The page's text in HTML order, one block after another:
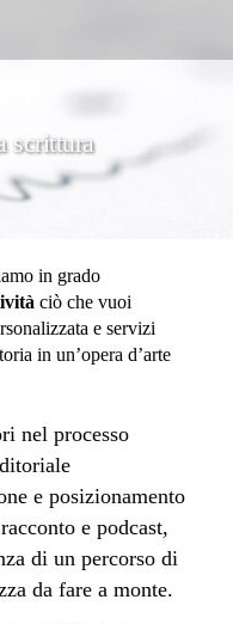
scrittura
in grado
ciò che vuoi
e servizi
in un’opera d’arte
nel processo
e posizionamento
e podcast,
di un percorso di
da fare a monte.